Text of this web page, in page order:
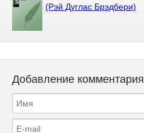
(Рэй Дуглас Брэдбери)
Добавление комментария